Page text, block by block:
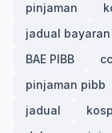
pinjaman
jadual bayaran
BAE PIBB
pinjaman pibb
jadual